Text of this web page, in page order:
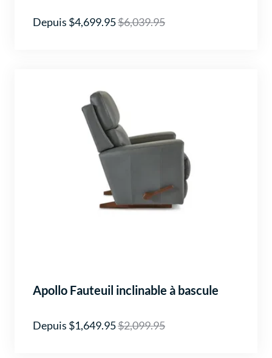
Depuis $4,699.95$6,039.95
Apollo Fauteuil inclinable à bascule
Depuis $1,649.95$2,099.95